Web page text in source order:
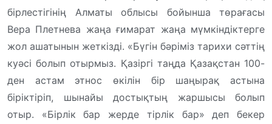
бірлестігінің Алматы облысы бойынша төрағасы
Вера Плетнева жаңа ғимарат жаңа мүмкіндіктерге
жол ашатынын жеткізді. «Бүгін бәріміз тарихи сәттің
куәсі болып отырмыз. Қазіргі таңда Қазақстан 100-
ден астам этнос өкілін бір шаңырақ астына
біріктіріп, шынайы достықтың жаршысы болып
отыр. «Бірлік бар жерде тірлік бар» деп бекер